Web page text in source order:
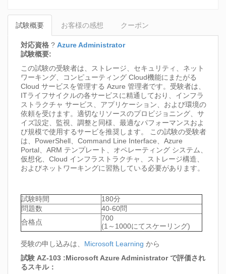
試験概要 お客様の感想 クーポン
対応資格 ? Azure Administrator
試験概要:
この試験の受験者は、ストレージ、セキュリティ、ネット
ワーキング、コンピューティング Cloud機能にまたがる
Cloud サービスを管理する Azure 管理者です。受験者は、
ITライフサイクルの各サービスに精通しており、インフラ
ストラクチャ サービス、アプリケーション、および環境の
依頼を受けます。適切なリソースのプロビジョニング、サ
イズ設定、監視、調整と同様、最適なパフォーマンスおよ
び規模で使用するサービを推奨します。 この試験の受験者
は、PowerShell、Command Line Interface、Azure
Portal、ARM テンプレート、オペレーティング システム、
仮想化、Cloud インフラストラクチャ、ストレージ構造、
およびネットワーキングに習熟している必要があります。
試験時間
180分
問題数
40-60問
合格点
700
(1～1000にてスケーリング)
受験の申し込みは、 Microsoft Learning から
試験 AZ-103 :Microsoft Azure Administrator で評価され
るスキル：